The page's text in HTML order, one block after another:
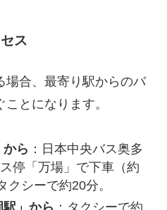
ス
場合、最寄り駅からのバ
とになります。
ら ：日本中央バス奥多
停「万場」で下車（約
クシーで約20分。
」から ：タクシーで約